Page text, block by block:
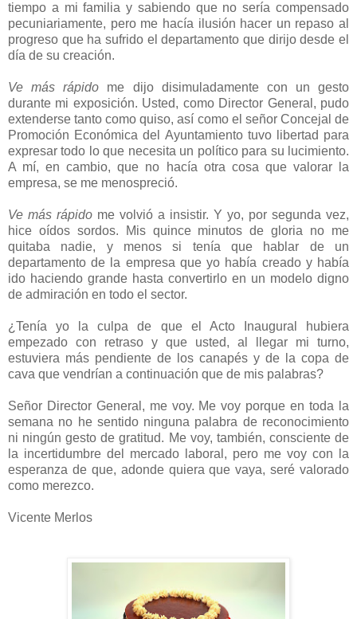
tiempo a mi familia y sabiendo que no sería compensado
pecuniariamente, pero me hacía ilusión hacer un repaso al
progreso que ha sufrido el departamento que dirijo desde el
día de su creación.
Ve más rápido me dijo disimuladamente con un gesto
durante mi exposición. Usted, como Director General, pudo
extenderse tanto como quiso, así como el señor Concejal de
Promoción Económica del Ayuntamiento tuvo libertad para
expresar todo lo que necesita un político para su lucimiento.
A mí, en cambio, que no hacía otra cosa que valorar la
empresa, se me menospreció.
Ve más rápido me volvió a insistir. Y yo, por segunda vez,
hice oídos sordos. Mis quince minutos de gloria no me
quitaba nadie, y menos si tenía que hablar de un
departamento de la empresa que yo había creado y había
ido haciendo grande hasta convertirlo en un modelo digno
de admiración en todo el sector.
¿Tenía yo la culpa de que el Acto Inaugural hubiera
empezado con retraso y que usted, al llegar mi turno,
estuviera más pendiente de los canapés y de la copa de
cava que vendrían a continuación que de mis palabras?
Señor Director General, me voy. Me voy porque en toda la
semana no he sentido ninguna palabra de reconocimiento
ni ningún gesto de gratitud. Me voy, también, consciente de
la incertidumbre del mercado laboral, pero me voy con la
esperanza de que, adonde quiera que vaya, seré valorado
como merezco.
Vicente Merlos